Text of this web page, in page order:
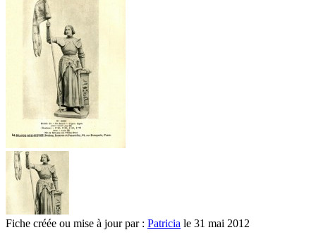
Fiche créée ou mise à jour par : Patricia le 31 mai 2012